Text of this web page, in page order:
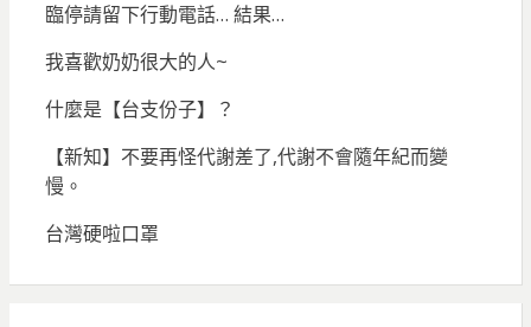
臨停請留下行動電話… 結果…
我喜歡奶奶很大的人~
什麼是【台支份子】？
【新知】不要再怪代謝差了,代謝不會隨年紀而變
慢。
台灣硬啦口罩